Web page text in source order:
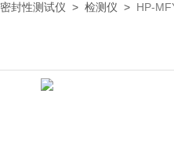
密封性测试仪 > 检测仪 > HP-